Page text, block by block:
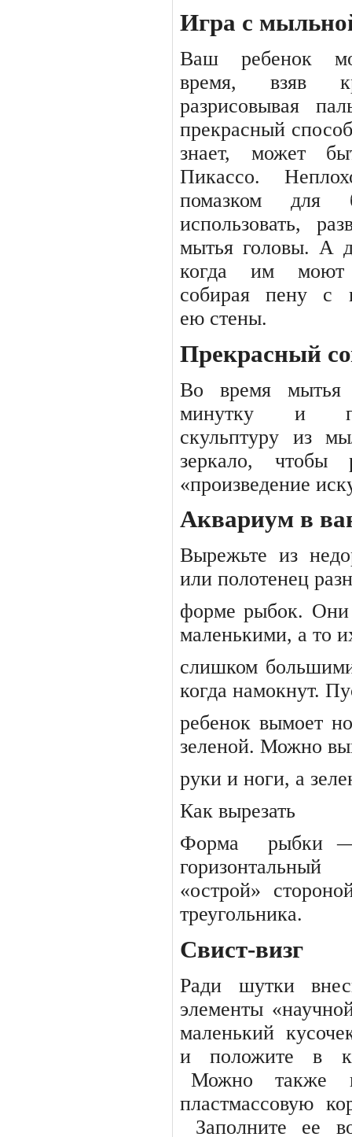
Игра с
Ваш ребенок
время,
взяв
разрисовывая
прекрасный
знает, может
Пикассо.
помазком для
использовать,
мытья головы. А
когда
им
моют
собирая
пену с
ею стены.
Прекрасный
Во время мытья
минутку и
скульптуру
из
зеркало,
чтобы
«произведение
Аквариум в
Вырежьте из
или полотенец
форме рыбок.
маленькими, а то
слишком
когда намокнут.
ребенок вымоет
зеленой. Можно
руки и ноги, а
Как вырезать
Форма
рыбки
горизонтальный
«острой»
треугольника.
Свист-визг
Ради шутки
элементы
маленький
и
положите в
Можно
также
пластмассовую
Заполните ее